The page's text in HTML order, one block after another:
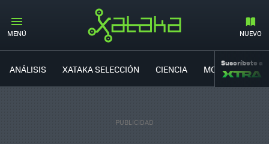
MENÚ NUEVO
ANÁLISIS XATAKA SELECCIÓN CIENCIA MOVILIDAD
Suscríbete a